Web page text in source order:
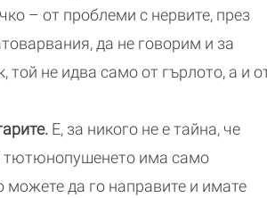
– от проблеми с нервите, през
да не говорим и за
той не идва само от гърлото, а и
Е, за никого не е тайна, че
тютюнопушенето има само
можете да го направите и имате